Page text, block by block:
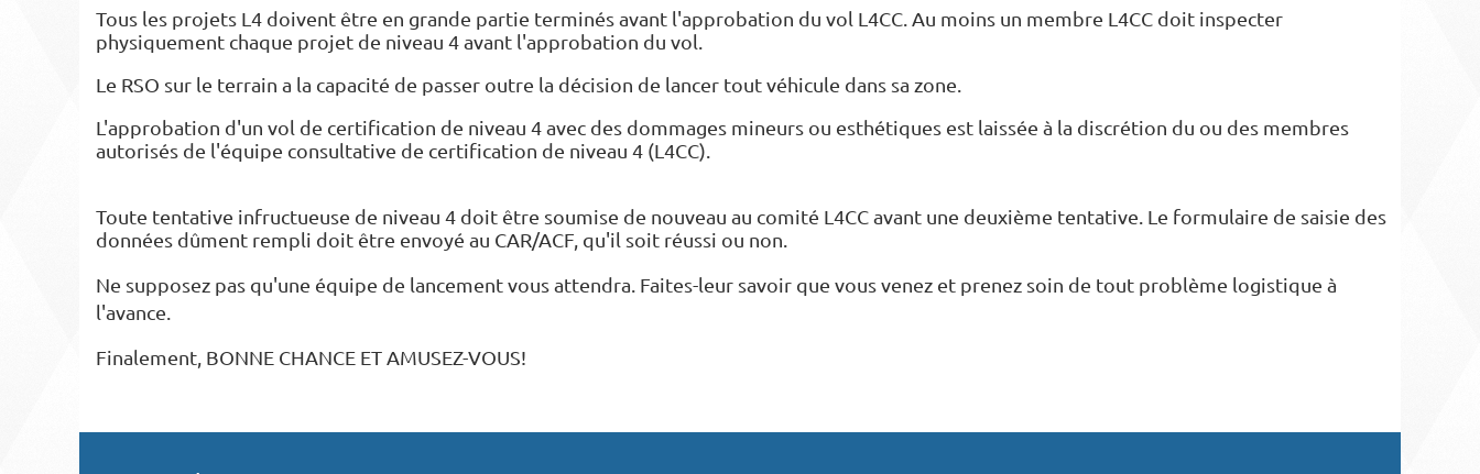
Tous les projets L4 doivent être en grande partie terminés avant l'approbation du vol L4CC. Au moins un membre L4CC doit inspecter
physiquement chaque projet de niveau 4 avant l'approbation du vol.
Le RSO sur le terrain a la capacité de passer outre la décision de lancer tout véhicule dans sa zone.
L'approbation d'un vol de certification de niveau 4 avec des dommages mineurs ou esthétiques est laissée à la discrétion du ou des membres
autorisés de l'équipe consultative de certification de niveau 4 (L4CC).
Toute tentative infructueuse de niveau 4 doit être soumise de nouveau au comité L4CC avant une deuxième tentative. Le formulaire de saisie des
données dûment rempli doit être envoyé au CAR/ACF, qu'il soit réussi ou non.
Ne supposez pas qu'une équipe de lancement vous attendra. Faites-leur savoir que vous venez et prenez soin de tout problème logistique à
l'avance.
Finalement, BONNE CHANCE ET AMUSEZ-VOUS!